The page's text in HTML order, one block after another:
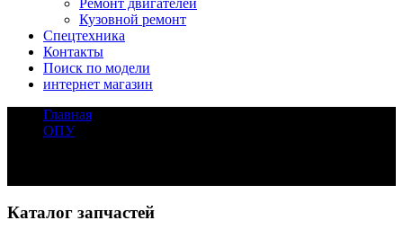
Ремонт двигателей
Кузовной ремонт
Спецтехника
Контакты
Поиск по модели
интернет магазин
Главная
ОПУ
Каталог запчастей